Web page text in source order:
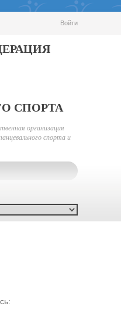
Войти
СПОРТА
организация
спорта и